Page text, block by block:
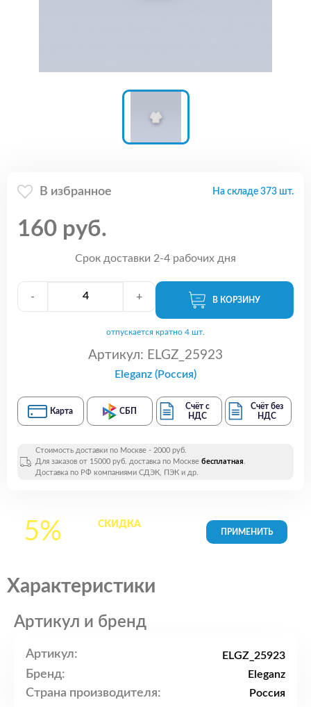
В избранное На складе 373 шт.
160 руб.
Срок доставки 2-4 рабочих дня
- + В КОРЗИНУ
отпускается кратно 4 шт.
Артикул: ELGZ_25923
Eleganz (Россия)
Карта СБП
Счёт с
НДС
Счёт без
НДС
Стоимость доставки по Москве - 2000 руб.
Для заказов от 15000 руб. доставка по Москве бесплатная.
Доставка по РФ компаниями СДЭК, ПЭК и др.
5% СКИДКАна все
Характеристики
Артикул и бренд
Артикул: ELGZ_25923
Бренд: Eleganz
Страна производителя: Россия